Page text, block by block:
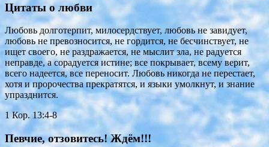
Цитаты о любви
Любовь долготерпит, милосердствует, любовь не завидует,
любовь не превозносится, не гордится, не бесчинствует, не
ищет своего, не раздражается, не мыслит зла, не радуется
неправде, а сорадуется истине; все покрывает, всему верит,
всего надеется, все переносит. Любовь никогда не перестает,
хотя и пророчества прекратятся, и языки умолкнут, и знание
упразднится.
1 Кор. 13:4-8
Певчие, отзовитесь! Ждём!!!